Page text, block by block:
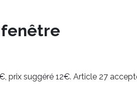
fenêtre
prix suggéré 12€. Article 27